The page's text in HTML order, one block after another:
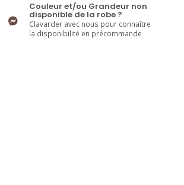
Couleur et/ou Grandeur non
disponible de la robe ?
Clavarder avec nous pour connaître
la disponibilité en précommande